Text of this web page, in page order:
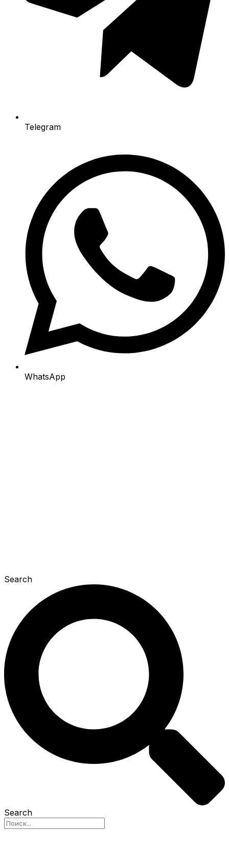
Telegram
WhatsApp
Search
Search